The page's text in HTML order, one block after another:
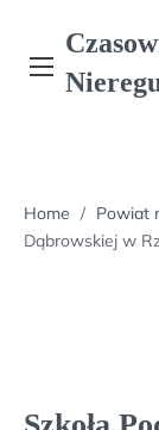
content
Home / Powiat
Dąbrowskiej w